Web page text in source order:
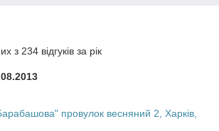
з 234 відгуків за рік
провулок весняний 2, Харків,